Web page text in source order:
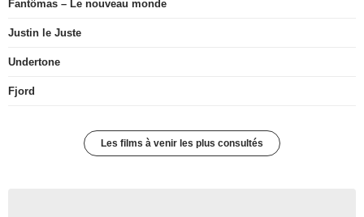
Fantômas – Le nouveau monde
Justin le Juste
Undertone
Fjord
Les films à venir les plus consultés